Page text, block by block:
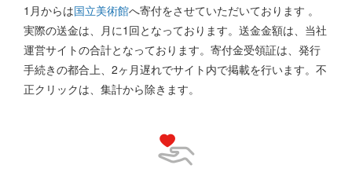
1月からは国立美術館へ寄付をさせていただいております 。
実際の送金は、月に1回となっております。送金金額は、当社
運営サイトの合計となっております。寄付金受領証は、発行
手続きの都合上、2ヶ月遅れでサイト内で掲載を行います。不
正クリックは、集計から除きます。